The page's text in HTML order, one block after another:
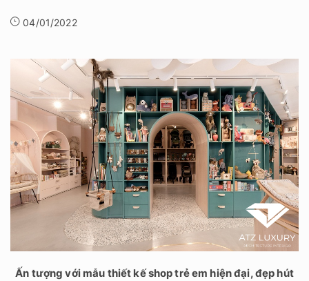
04/01/2022
Ấn tượng với mẫu thiết kế shop trẻ em hiện đại, đẹp hút